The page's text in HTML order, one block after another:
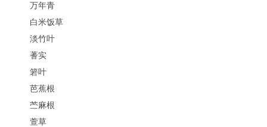
万年青
白米饭草
淡竹叶
蓍实
箬叶
芭蕉根
苎麻根
萱草